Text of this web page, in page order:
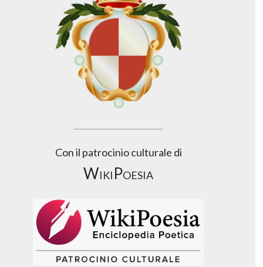
Con il patrocinio culturale di
WikiPoesia